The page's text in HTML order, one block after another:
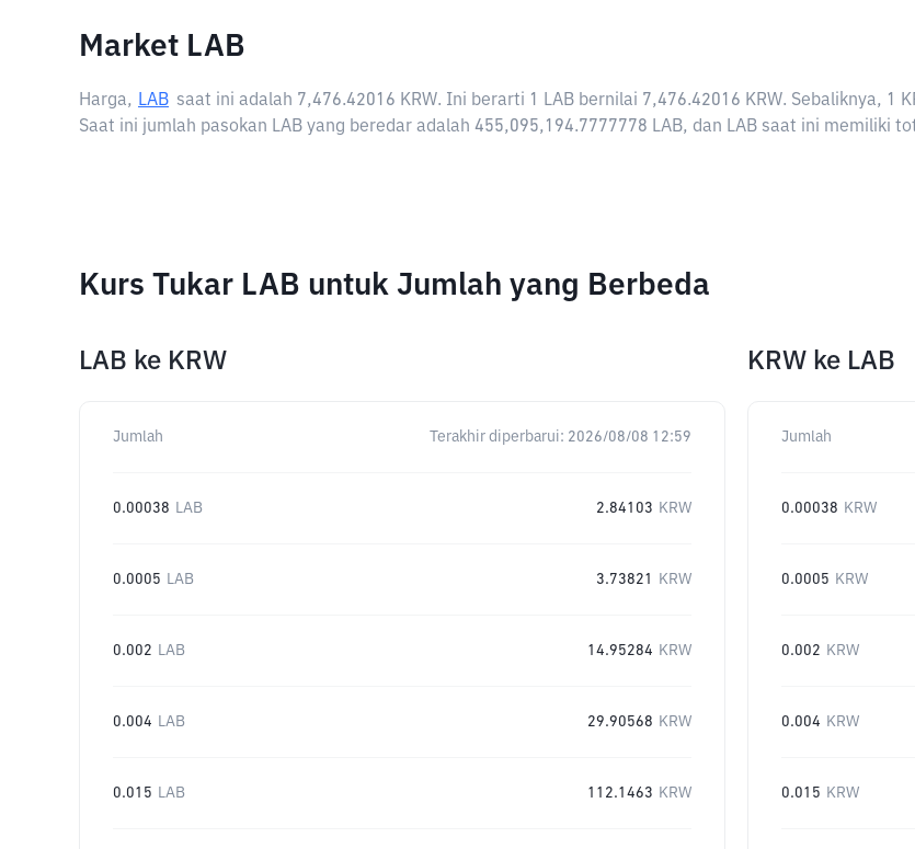
Market LAB
Harga, LAB saat ini adalah 7,476.42016 KRW. Ini berarti 1 LAB bernilai 7,476.42016 KRW. Sebaliknya, 1
Saat ini jumlah pasokan LAB yang beredar adalah 455,095,194.7777778 LAB, dan LAB saat ini memiliki
Kurs Tukar LAB untuk Jumlah yang Berbeda
LAB ke KRW
Jumlah Terakhir diperbarui: 2026/08/08 12:59
0.00038 LAB 2.84103 KRW
0.0005 LAB 3.73821 KRW
0.002 LAB 14.95284 KRW
0.004 LAB 29.90568 KRW
0.015 LAB 112.1463 KRW
KRW ke LAB
Jumlah
0.00038 KRW
0.0005 KRW
0.002 KRW
0.004 KRW
0.015 KRW